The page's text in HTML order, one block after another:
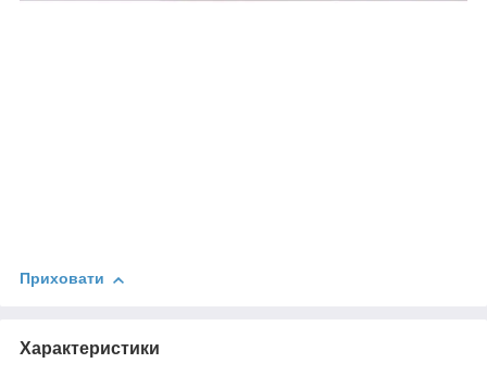
Приховати
Характеристики